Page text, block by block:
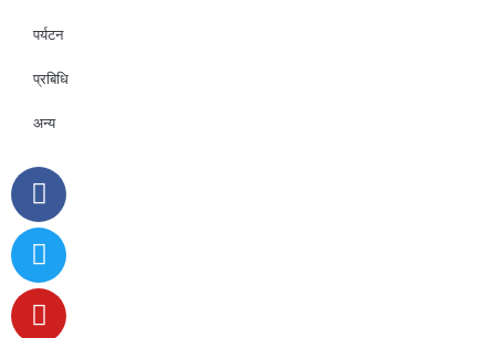
पर्यटन
प्रबिधि
अन्य